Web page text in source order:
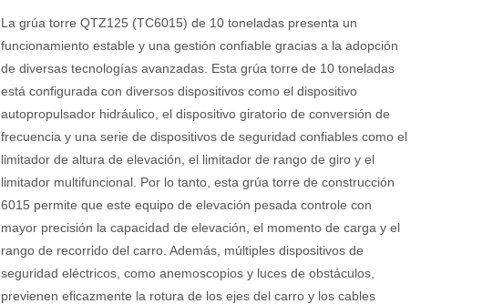
La grúa torre QTZ125 (TC6015) de 10 toneladas presenta un
funcionamiento estable y una gestión confiable gracias a la adopción
de diversas tecnologías avanzadas. Esta grúa torre de 10 toneladas
está configurada con diversos dispositivos como el dispositivo
autopropulsador hidráulico, el dispositivo giratorio de conversión de
frecuencia y una serie de dispositivos de seguridad confiables como el
limitador de altura de elevación, el limitador de rango de giro y el
limitador multifuncional. Por lo tanto, esta grúa torre de construcción
6015 permite que este equipo de elevación pesada controle con
mayor precisión la capacidad de elevación, el momento de carga y el
rango de recorrido del carro. Además, múltiples dispositivos de
seguridad eléctricos, como anemoscopios y luces de obstáculos,
previenen eficazmente la rotura de los ejes del carro y los cables